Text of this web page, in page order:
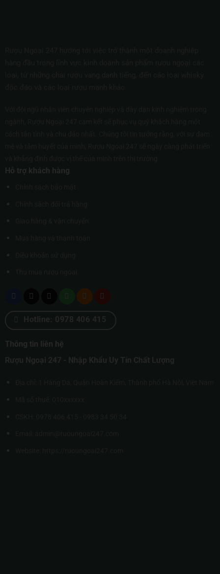
Hỗ trợ khách hàng
Hotline: 0978 406 415
Thông tin liên hệ
Rượu Ngoại 247 - Nhập Khẩu Uy Tín Chất Lượng